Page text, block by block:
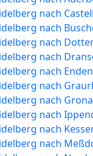
nach Castell
nach
nach
nach
nach
nach
nach
nach
nach
nach